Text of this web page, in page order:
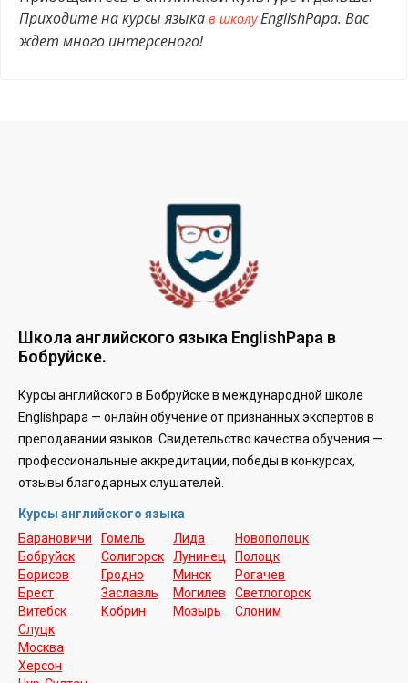
Приходите на курсы языка в школуEnglishPapa. Вас
ждет много интерсеного!
Школа английского языка EnglishPapa в
Бобруйске.
Курсы английского в Бобруйске в международной школе
Englishpapa — онлайн обучение от признанных экспертов в
преподавании языков. Свидетельство качества обучения —
профессиональные аккредитации, победы в конкурсах,
отзывы благодарных слушателей.
Курсы английского языка
Барановичи
Бобруйск
Борисов
Брест
Витебск
Гомель
Солигорск
Гродно
Заславль
Кобрин
Лида
Лунинец
Минск
Могилев
Мозырь
Новополоцк
Полоцк
Рогачев
Светлогорск
Слоним
Слуцк
Москва
Херсон